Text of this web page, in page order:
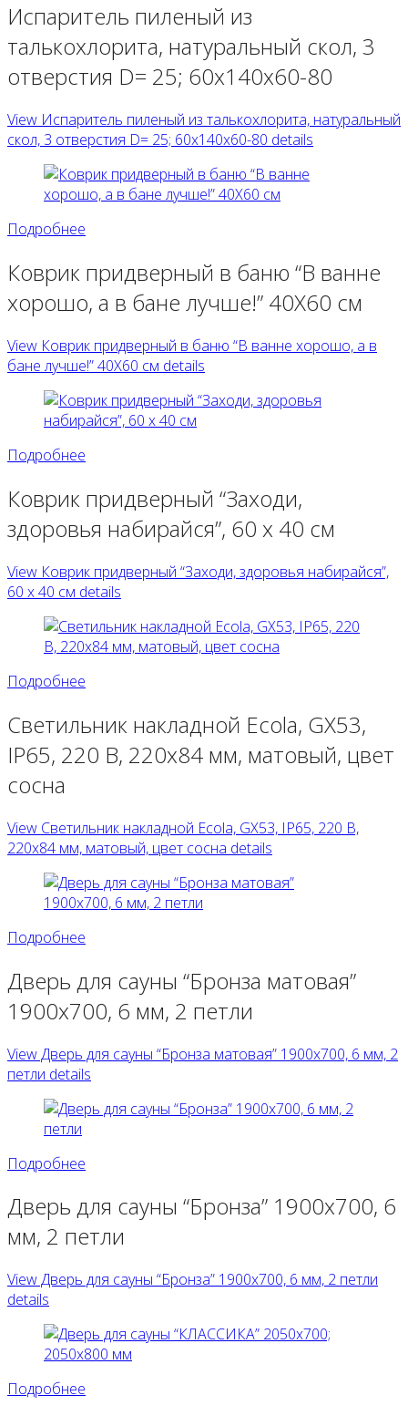
Испаритель пиленый из
талькохлорита, натуральный скол, 3
отверстия D= 25; 60х140х60-80
View Испаритель пиленый из талькохлорита, натуральный
скол, 3 отверстия D= 25; 60х140х60-80 details
Подробнее
Коврик придверный в баню “В ванне
хорошо, а в бане лучше!” 40Х60 см
View Коврик придверный в баню “В ванне хорошо, а в
бане лучше!” 40Х60 см details
Подробнее
Коврик придверный “Заходи,
здоровья набирайся”, 60 х 40 см
View Коврик придверный “Заходи, здоровья набирайся”,
60 х 40 см details
Подробнее
Светильник накладной Ecola, GX53,
IP65, 220 В, 220х84 мм, матовый, цвет
сосна
View Светильник накладной Ecola, GX53, IP65, 220 В,
220х84 мм, матовый, цвет сосна details
Подробнее
Дверь для сауны “Бронза матовая”
1900х700, 6 мм, 2 петли
View Дверь для сауны “Бронза матовая” 1900х700, 6 мм, 2
петли details
Подробнее
Дверь для сауны “Бронза” 1900х700, 6
мм, 2 петли
View Дверь для сауны “Бронза” 1900х700, 6 мм, 2 петли
details
Подробнее